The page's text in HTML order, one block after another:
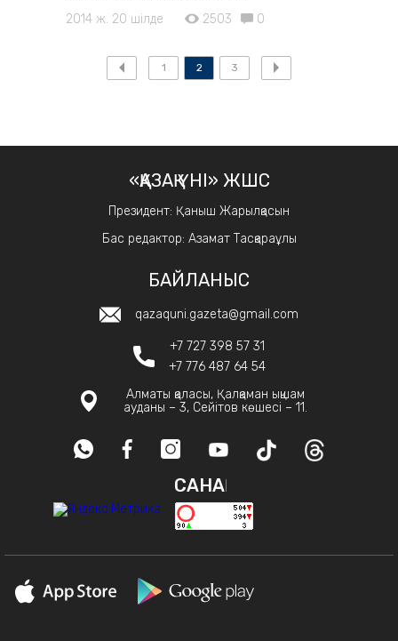
2014 ж. 20 шілде 2503 0
1 2 3
«ҚАЗАҚ ҮНІ» ЖШС
Президент: Қаныш Жарылқасын
Бас редактор: Азамат Тасқараұлы
БАЙЛАНЫС
qazaquni.gazeta@gmail.com
+7 727 398 57 31
+7 776 487 64 54
Алматы қаласы, Қалқаман ықшам
ауданы – 3, Сейітов көшесі – 11.
САНАҚ